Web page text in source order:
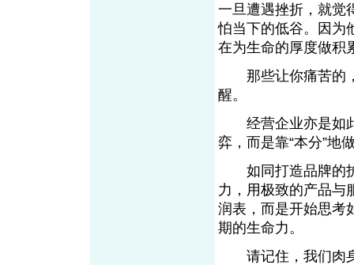
一旦遭遇挫折，就觉
怕当下的低谷。因为
在为生命的厚度
那些让你痛苦的，
醒。
经营企业亦是如此
弈，而是靠“本分”
如同打造品牌的护
力，用极致的产品与
润表，而是开始思考
期的生命力。
请记住，我们肉身